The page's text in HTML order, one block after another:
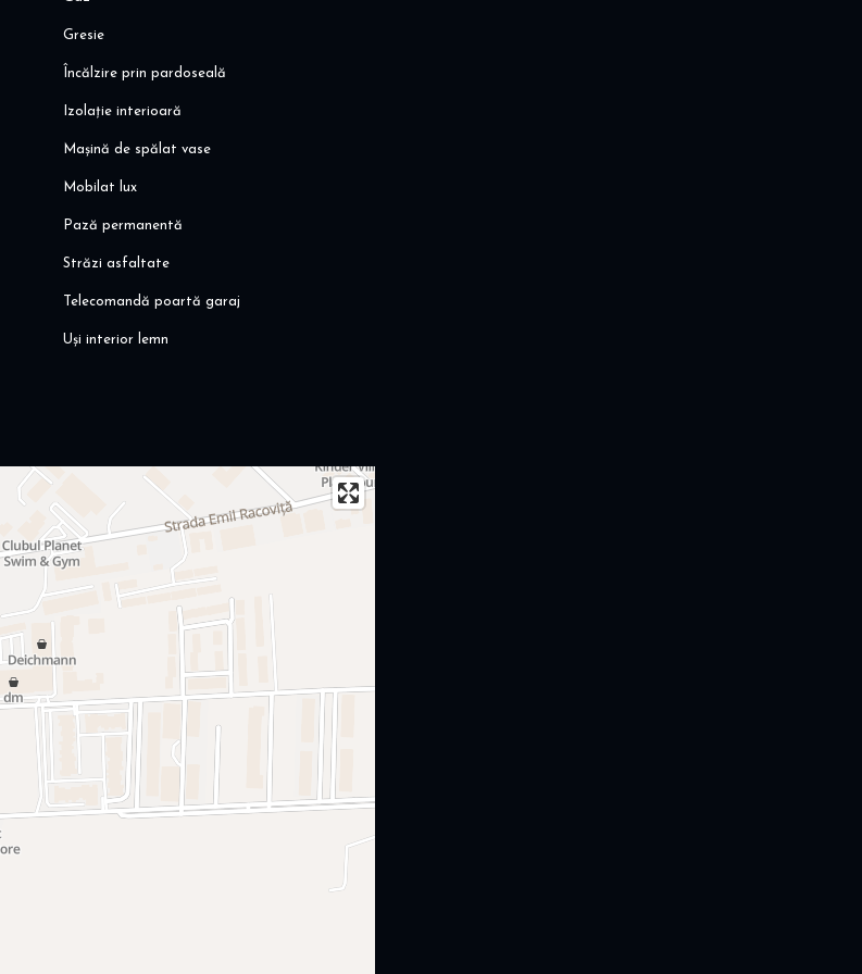
Gresie
Încălzire prin pardoseală
Izolație interioară
Mașină de spălat vase
Mobilat lux
Pază permanentă
Străzi asfaltate
Telecomandă poartă garaj
Uși interior lemn